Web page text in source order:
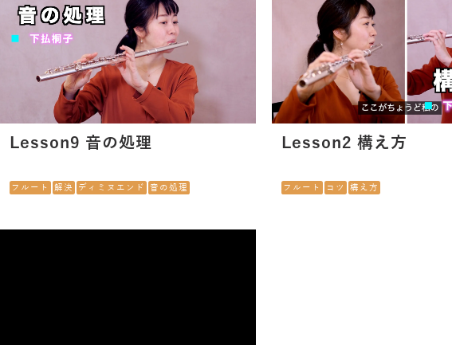
Lesson9 音の処理
フルート 解決 ディミヌエンド 音の処理
Lesson2 構え方
フルート コツ 構え方